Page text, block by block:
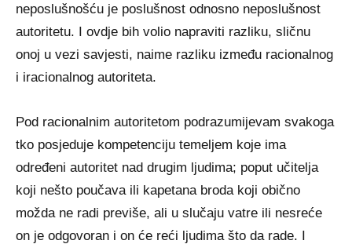
neposlušnošću je poslušnost odnosno neposlušnost
autoritetu. I ovdje bih volio napraviti razliku, sličnu
onoj u vezi savjesti, naime razliku između racionalnog
i iracionalnog autoriteta.
Pod racionalnim autoritetom podrazumijevam svakoga
tko posjeduje kompetenciju temeljem koje ima
određeni autoritet nad drugim ljudima; poput učitelja
koji nešto poučava ili kapetana broda koji obično
možda ne radi previše, ali u slučaju vatre ili nesreće
on je odgovoran i on će reći ljudima što da rade. I